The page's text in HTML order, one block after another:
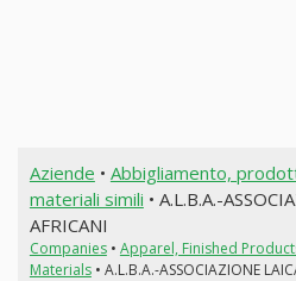
Aziende • Abbigliamento,
materiali simili • A.L.B.A.-
AFRICANI
Companies• Apparel, Finished
Materials• A.L.B.A.-ASSOCIAZIONE